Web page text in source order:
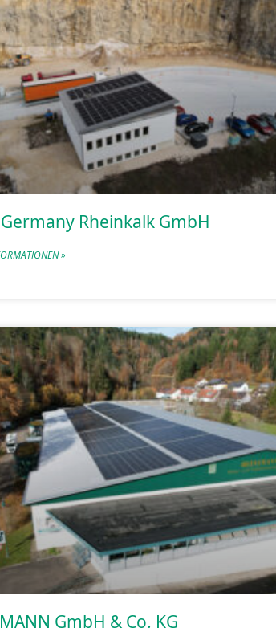
Rheinkalk GmbH
»
GmbH & Co. KG